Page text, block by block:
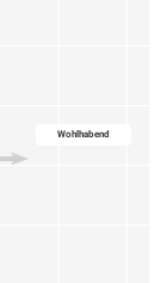
Wohlhabend